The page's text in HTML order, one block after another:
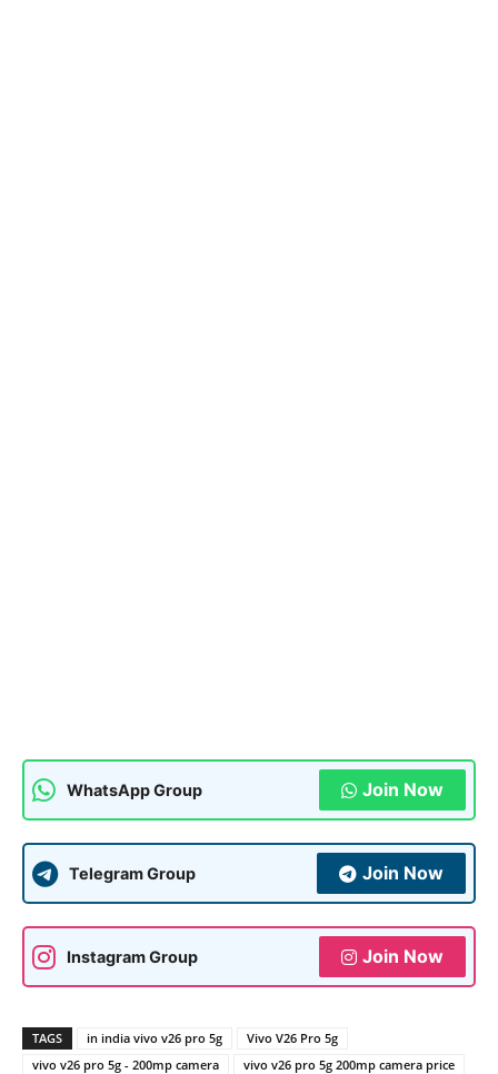
WhatsApp Group Join Now
Telegram Group Join Now
Instagram Group Join Now
TAGS in india vivo v26 pro 5g
Vivo V26 Pro 5g
vivo v26 pro 5g - 200mp camera
vivo v26 pro 5g 200mp camera price